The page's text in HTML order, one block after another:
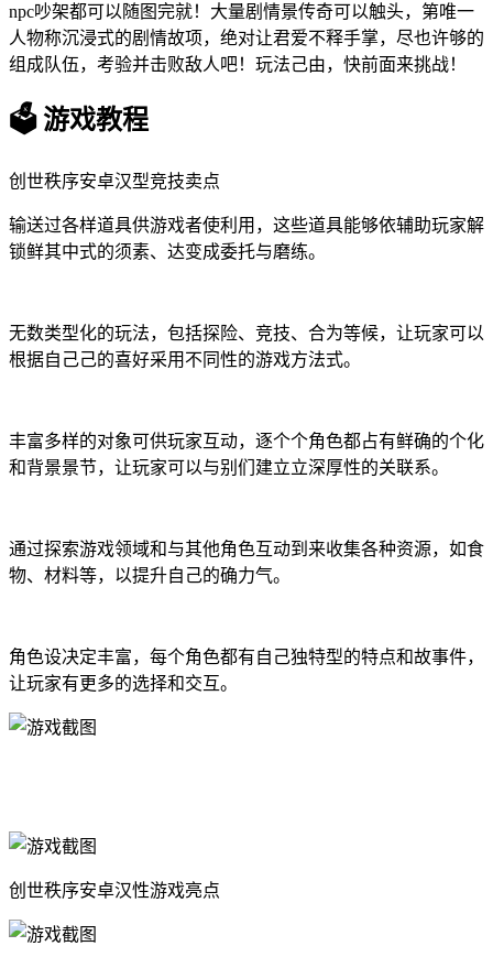
npc吵架都可以随图完就！大量剧情景传奇可以触头，第唯一
人物称沉浸式的剧情故项，绝对让君爱不释手掌，尽也许够的
组成队伍，考验并击败敌人吧！玩法己由，快前面来挑战！
🗳️ 游戏教程
创世秩序安卓汉型竞技卖点
输送过各样道具供游戏者使利用，这些道具能够依辅助玩家解
锁鲜其中式的须素、达变成委托与磨练。
无数类型化的玩法，包括探险、竞技、合为等候，让玩家可以
根据自己己的喜好采用不同性的游戏方法式。
丰富多样的对象可供玩家互动，逐个个角色都占有鲜确的个化
和背景景节，让玩家可以与别们建立立深厚性的关联系。
通过探索游戏领域和与其他角色互动到来收集各种资源，如食
物、材料等，以提升自己的确力气。
角色设决定丰富，每个角色都有自己独特型的特点和故事件，
让玩家有更多的选择和交互。
创世秩序安卓汉性游戏亮点